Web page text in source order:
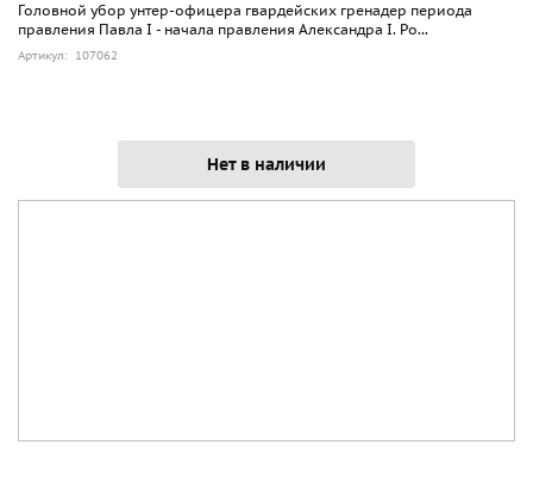
Головной убор унтер-офицера гвардейских гренадер периода
правления Павла I - начала правления Александра I. Ро...
Артикул: 107062
Нет в наличии